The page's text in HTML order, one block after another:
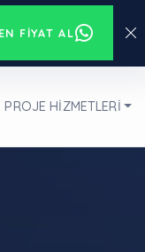
FIYAT AL
PROJE HİZMETLERİ